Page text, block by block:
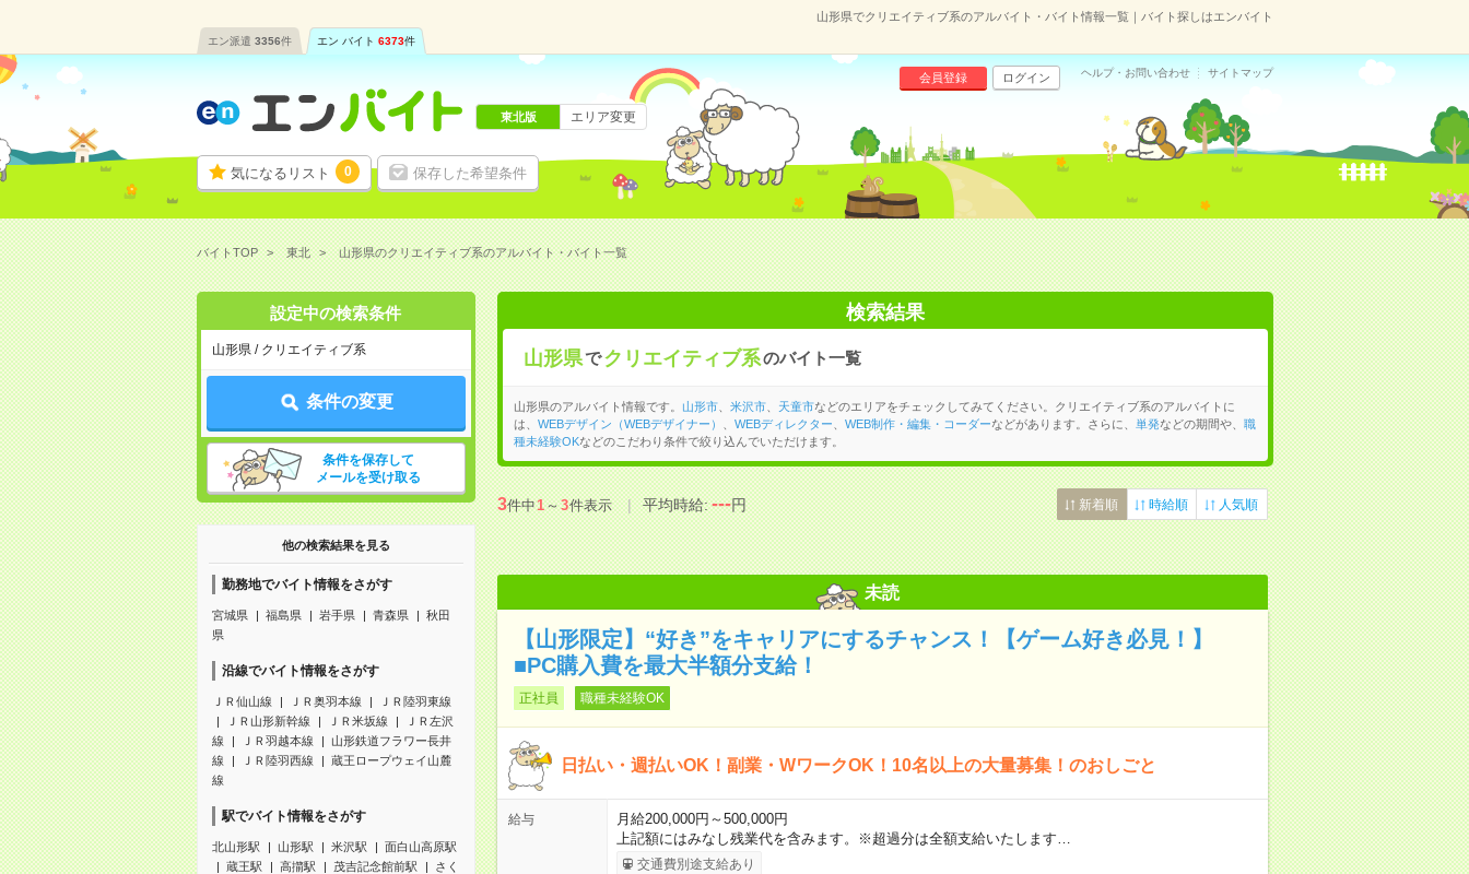
山形県でクリエイティブ系のアルバイト・バイト情報一覧｜バイト探しはエンバイト
エン派遣 3356件 エン バイト 6373件
気になるリスト 0 保存した希望条件
会員登録 ログイン ヘルプ・お問い合わせ サイトマップ
東北版 エリア変更
バイトTOP 東北 山形県のクリエイティブ系のアルバイト・バイト一覧
設定中の検索条件
山形県 / クリエイティブ系
条件の変更
条件を保存して
メールを受け取る
他の検索結果を見る
勤務地でバイト情報をさがす
宮城県 福島県 岩手県 青森県
秋田
県
沿線でバイト情報をさがす
ＪＲ仙山線 ＪＲ奥羽本線
ＪＲ陸羽東線
ＪＲ山形新幹線
ＪＲ米坂線
ＪＲ左沢
線
ＪＲ羽越本線
山形鉄道フラワー長井
線
ＪＲ陸羽西線
蔵王ロープウェイ山麓
線
駅でバイト情報をさがす
北山形駅 山形駅 米沢駅
面白山高原駅
蔵王駅
高擶駅 茂吉記念館前駅
さく
検索結果
山形県で クリエイティブ系のバイト一覧
山形県のアルバイト情報です。 山形市、 米沢市、 天童市などのエリアをチェックしてみてください。クリエイティブ系のアルバイトに
は、 WEBデザイン（WEBデザイナー） WEBディレクター WEB制作・編集・コーダーなどがあります。さらに、 単発などの期間や、 職
種未経験OKなどのこだわり条件で絞り込んでいただけます。
3件中1～3件表示 平均時給:---円 新着順 時給順 人気順
未読
【山形限定】“好き”をキャリアにするチャンス！【ゲーム好き必見！】
■PC購入費を最大半額分支給！
正社員 職種未経験OK
日払い・週払いOK！副業・WワークOK！10名以上の大量募集！のおしごと
給与
月給200,000円～500,000円
上記額にはみなし残業代を含みます。※超過分は全額支給いたします…
交通費別途支給あり